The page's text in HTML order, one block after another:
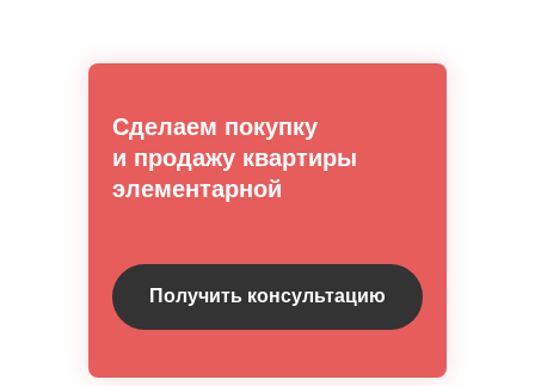
Сделаем покупку
и продажу квартиры
элементарной
Получить консультацию